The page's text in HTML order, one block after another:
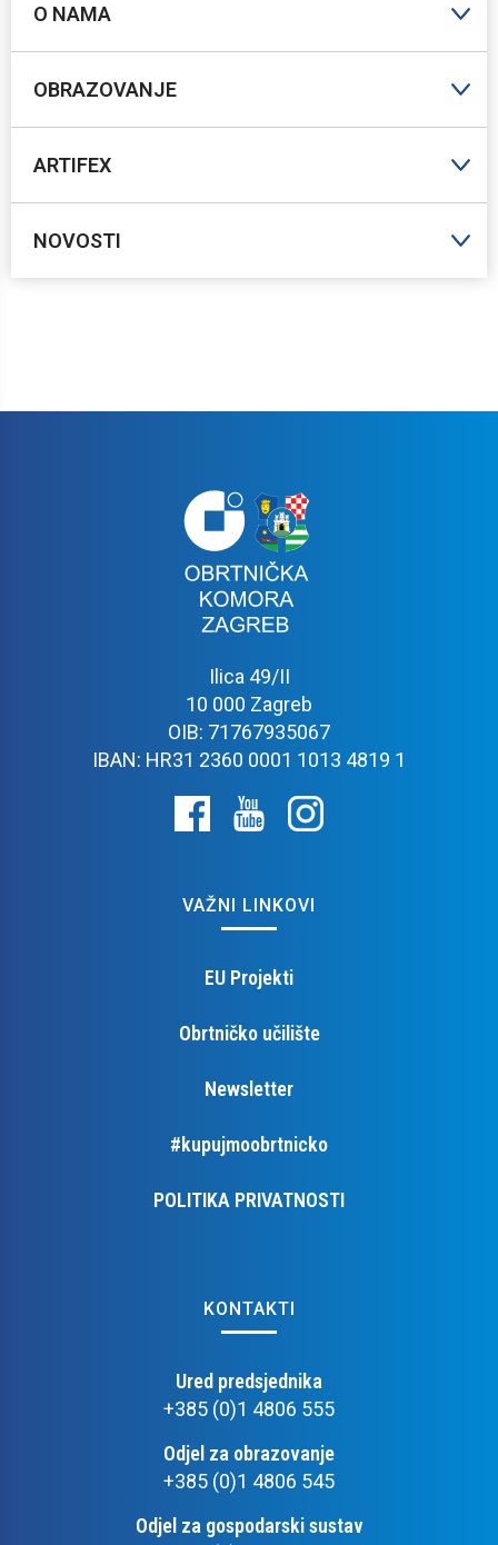
O NAMA
OBRAZOVANJE
ARTIFEX
NOVOSTI
Ilica 49/II
10 000 Zagreb
OIB: 71767935067
IBAN: HR31 2360 0001 1013 4819 1
VAŽNI LINKOVI
EU Projekti
Obrtničko učilište
Newsletter
#kupujmoobrtnicko
POLITIKA PRIVATNOSTI
KONTAKTI
Ured predsjednika
+385 (0)1 4806 555
Odjel za obrazovanje
+385 (0)1 4806 545
Odjel za gospodarski sustav